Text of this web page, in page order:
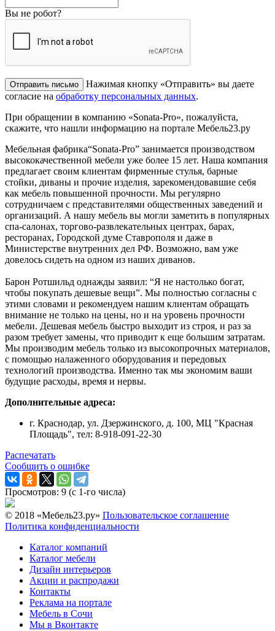
Вы не робот?
Нажимая кнопку «Отправить» вы даете
согласие на обработку персональных данных.
При обращении в компанию «Sonata-Pro», пожалуйста,
скажите, что нашли информацию на портале Мебель23.ру
Мебельная фабрика“Sonata-Pro” занимается производством
высококачественной мебели уже более 15 лет. Наша компания
предлагает своим клиентам фирменные стулья, барные
стойки, диваны и прочие изделия, зарекомендовавшие себя
как мебель повышенной прочности. Мы регулярно
сотрудничаем с представителями общественных заведений и
организаций. А нашу мебель вы могли заметить в популярных
спа-салонах, торгово-развлекательных центрах, барах,
ресторанах, Городской думе Ставрополя и даже в
Министерстве внутренних дел РФ. Возможно, вам уже
довелось сидеть на одном из наших диванов.
Барон Ротшильд однажды заявил: “Я не настолько богат,
чтобы покупать дешевые вещи”. Мы полностью согласны с
этими словами и рекомендуем нашим клиентам обращать
внимание не только на цены, но и на уровень прочности
мебели. Дешевая мебель быстро выходит из строя, и раз за
разом требует замены, что приводит к еще большим затратам.
Мы производим мебель только из высокопрочных материалов,
с помощью налаженного оборудования и передовых
технологий производства. Именно так мы экономим ваши
будущие расходы, время и нервы.
Дополнительные адреса:
г. Краснодар, ул. Дзержинского, д. 100, МЦ "Красная
Площадь", тел: 8-918-091-22-30
Распечатать
Сообщить о ошибке
Просмотров: 9 (с 1-го числа)
© 2018 «Мебель23.ру» Пользовательское соглашение
Политика конфиденциальности
Каталог компаний
Каталог мебели
Дизайн интерьеров
Акции и распродажи
Контакты
Реклама на портале
Мебель в Сочи
Мы в Вконтакте